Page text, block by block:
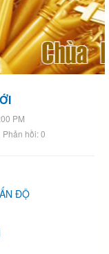
PM
Phản hồi: 0
ĐỘ